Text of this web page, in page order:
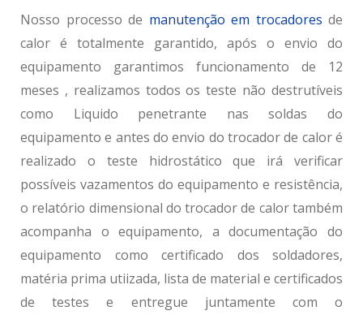
Nosso processo de manutenção em trocadores de
calor é totalmente garantido, após o envio do
equipamento garantimos funcionamento de 12
meses , realizamos todos os teste não destrutíveis
como Liquido penetrante nas soldas do
equipamento e antes do envio do trocador de calor é
realizado o teste hidrostático que irá verificar
possíveis vazamentos do equipamento e resistência,
o relatório dimensional do trocador de calor também
acompanha o equipamento, a documentação do
equipamento como certificado dos soldadores,
matéria prima utiizada, lista de material e certificados
de testes e entregue juntamente com o